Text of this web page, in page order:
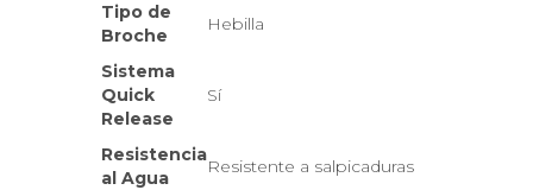
Tipo de
Broche
Hebilla
Sistema
Quick
Release
Sí
Resistencia
al Agua
Resistente a salpicaduras